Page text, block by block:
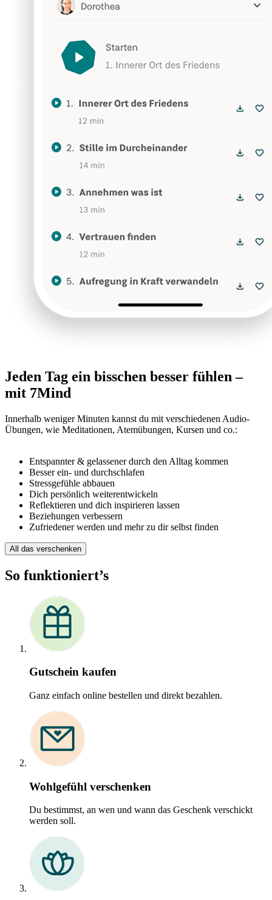
Jeden Tag ein bisschen besser fühlen –
mit 7Mind
Innerhalb weniger Minuten kannst du mit verschiedenen Audio-
Übungen, wie Meditationen, Atemübungen, Kursen und co.:
Entspannter & gelassener durch den Alltag kommen
Besser ein- und durchschlafen
Stressgefühle abbauen
Dich persönlich weiterentwickeln
Reflektieren und dich inspirieren lassen
Beziehungen verbessern
Zufriedener werden und mehr zu dir selbst finden
All das verschenken
So funktioniert’s
Gutschein kaufen
Ganz einfach online bestellen und direkt bezahlen.
Wohlgefühl verschenken
Du bestimmst, an wen und wann das Geschenk verschickt
werden soll.